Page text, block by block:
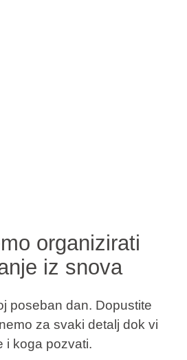
organizirati
iz snova
poseban dan. Dopustite
za svaki detalj dok vi
i koga pozvati.